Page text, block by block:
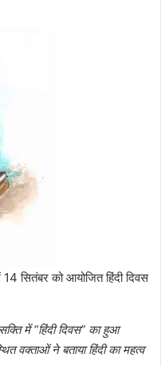
14 सितंबर को आयोजित हिंदी दिवस
में “हिंदी दिवस” का हुआ
वक्ताओं ने बताया हिंदी का महत्व